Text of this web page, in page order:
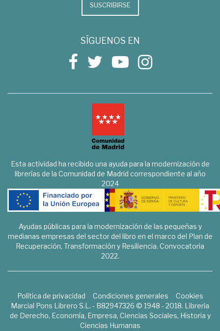
SUSCRIBIRSE
SÍGUENOS EN
Esta actividad ha recibido una ayuda para la modernización de
librerías de la Comunidad de Madrid correspondiente al año
2024
Ayudas públicas para la modernización de las pequeñas y
medianas empresas del sector del libro en el marco del Plan de
Recuperación, Transformación y Resiliencia. Convocatoria
2022.
Política de privacidad Condiciones generales
Cookies
Marcial Pons Librero S.L. - B82947326 © 1948 - 2018. Librería
de Derecho, Economía, Empresa, Ciencias Sociales, Historia y
Ciencias Humanas